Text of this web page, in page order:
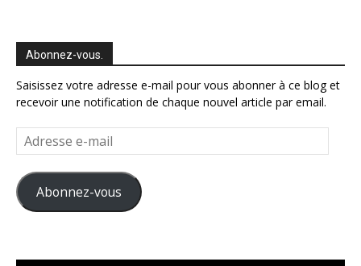
Abonnez-vous.
Saisissez votre adresse e-mail pour vous abonner à ce blog et
recevoir une notification de chaque nouvel article par email.
Adresse
e-
mail
Abonnez-vous